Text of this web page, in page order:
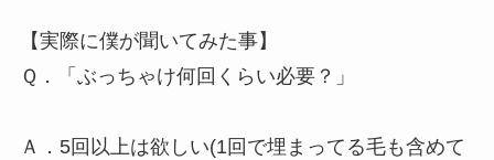
【実際に僕が聞いてみた事】
Ｑ．「ぶっちゃけ何回くらい必要？」
Ａ．5回以上は欲しい(1回で埋まってる毛も含めて